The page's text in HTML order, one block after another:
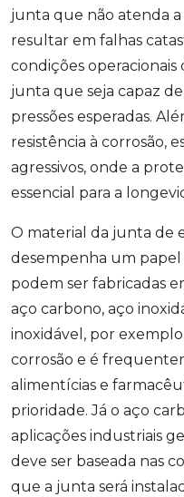
junta que não atenda a
resultar em falhas
condições operacionais
junta que seja capaz
pressões esperadas.
resistência à corrosão,
agressivos, onde a
essencial para a
O material da junta de
desempenha um papel
podem ser fabricadas
aço carbono, aço
inoxidável, por
corrosão e é
alimentícias e
prioridade. Já o aço
aplicações industriais
deve ser baseada nas
que a junta será